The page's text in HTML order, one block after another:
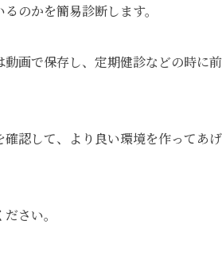
のかを簡易診断します。
動画で保存し、定期健診などの時に
確認して、より良い環境を作ってあ
さい。